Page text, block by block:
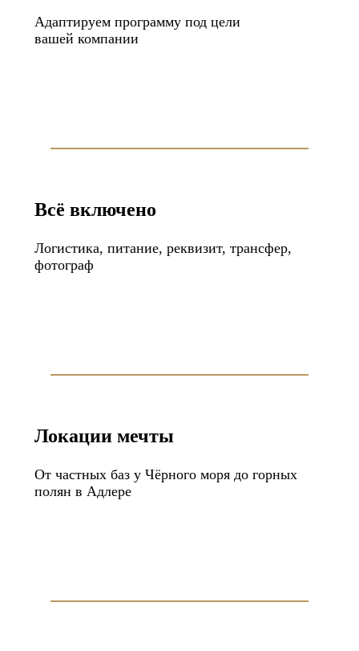
Адаптируем программу под цели
вашей компании
Всё включено
Логистика, питание, реквизит, трансфер,
фотограф
Локации мечты
От частных баз у Чёрного моря до горных
полян в Адлере